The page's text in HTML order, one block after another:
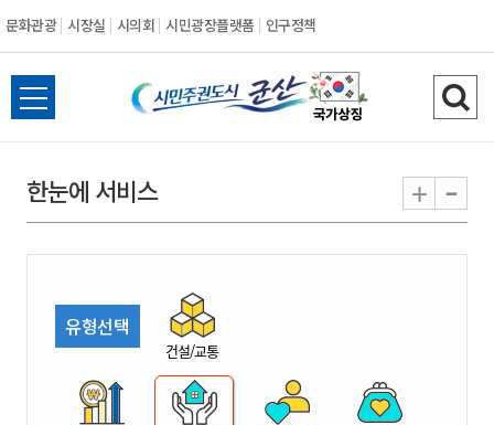
문화관광 시장실 시의회 시민광장플랫폼 인구정책
시
민
권
시
전
체
뉴
열
검
색
기
한눈에 서비스 + -
유형선택
건설/교통